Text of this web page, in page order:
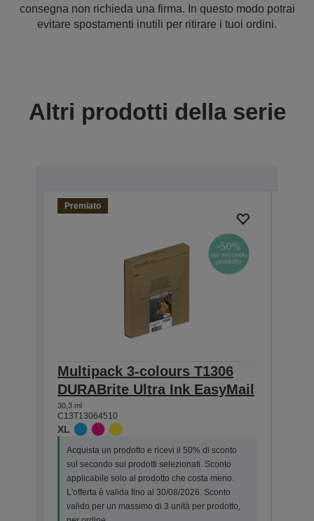
consegna non richieda una firma. In questo modo potrai
evitare spostamenti inutili per ritirare i tuoi ordini.
Altri prodotti della serie
Premiato
Multipack 3-colours T1306
DURABrite Ultra Ink EasyMail
30,3 ml
C13T13064510
XL
Acquista un prodotto e ricevi il 50% di sconto
sul secondo sui prodotti selezionati. Sconto
applicabile solo al prodotto che costa meno.
L'offerta è valida fino al 30/08/2026. Sconto
valido per un massimo di 3 unità per prodotto,